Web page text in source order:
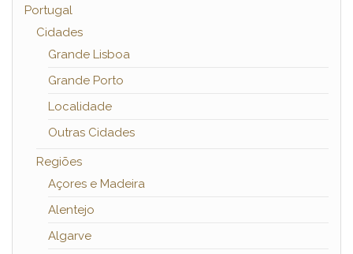
Portugal
Cidades
Grande Lisboa
Grande Porto
Localidade
Outras Cidades
Regiões
Açores e Madeira
Alentejo
Algarve